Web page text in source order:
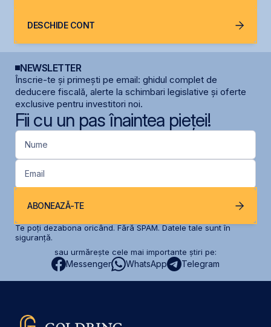
DESCHIDE CONT
NEWSLETTER
Înscrie-te și primești pe email: ghidul complet de
deducere fiscală, alerte la schimbari legislative și oferte
exclusive pentru investitori noi.
Fii cu un pas înaintea pieței!
Nume
Email
ABONEAZĂ-TE
Te poți dezabona oricând. Fără SPAM. Datele tale sunt în
siguranță.
sau urmărește cele mai importante știri pe:
Messenger WhatsApp Telegram